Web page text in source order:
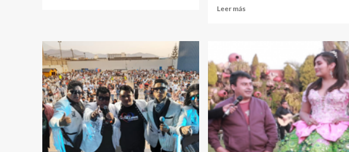
amigos
del
Pumita
Cazador,
fotos
exclusivas
Leer más
SOLO
PUMITA
CAZADOR,
en
complejo
Santa
Rosa